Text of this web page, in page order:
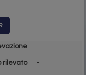
-
rilevato -